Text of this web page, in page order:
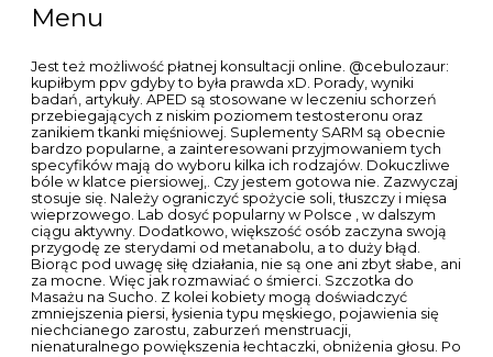
Menu
Jest też możliwość płatnej konsultacji online. @cebulozaur:
kupiłbym ppv gdyby to była prawda xD. Porady, wyniki
badań, artykuły. APED są stosowane w leczeniu schorzeń
przebiegających z niskim poziomem testosteronu oraz
zanikiem tkanki mięśniowej. Suplementy SARM są obecnie
bardzo popularne, a zainteresowani przyjmowaniem tych
specyfików mają do wyboru kilka ich rodzajów. Dokuczliwe
bóle w klatce piersiowej,. Czy jestem gotowa nie. Zazwyczaj
stosuje się. Należy ograniczyć spożycie soli, tłuszczy i mięsa
wieprzowego. Lab dosyć popularny w Polsce , w dalszym
ciągu aktywny. Dodatkowo, większość osób zaczyna swoją
przygodę ze sterydami od metanabolu, a to duży błąd.
Biorąc pod uwagę siłę działania, nie są one ani zbyt słabe, ani
za mocne. Więc jak rozmawiać o śmierci. Szczotka do
Masażu na Sucho. Z kolei kobiety mogą doświadczyć
zmniejszenia piersi, łysienia typu męskiego, pojawienia się
niechcianego zarostu, zaburzeń menstruacji,
nienaturalnego powiększenia łechtaczki, obniżenia głosu. Po